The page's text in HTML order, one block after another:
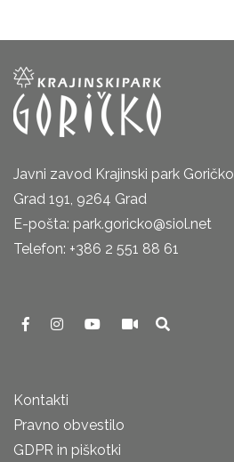
Javni zavod Krajinski park Goričko
Grad 191, 9264 Grad
E-pošta: park.goricko@siol.net
Telefon: +386 2 551 88 61
Kontakti
Pravno obvestilo
GDPR in piškotki